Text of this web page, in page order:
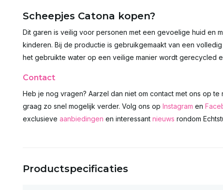
Scheepjes Catona kopen?
Dit garen is veilig voor personen met een gevoelige huid en
kinderen. Bij de productie is gebruikgemaakt van een
het gebruikte water op een veilige manier wordt gerecycled
Contact
Heb je nog vragen? Aarzel dan niet om contact met ons op te
graag zo snel mogelijk verder. Volg ons op Instagram en
exclusieve aanbiedingen en interessant nieuws rondom
Productspecificaties